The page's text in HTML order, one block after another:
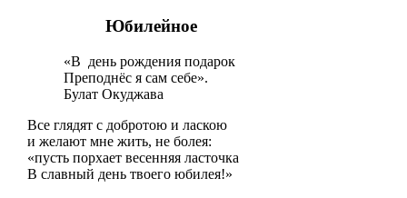
Юбилейное
«В день рождения подарок
Преподнёс я сам себе».
Булат Окуджава
Все глядят с добротою и ласкою
и желают мне жить, не болея:
«пусть порхает весенняя ласточка
В славный день твоего юбилея!»